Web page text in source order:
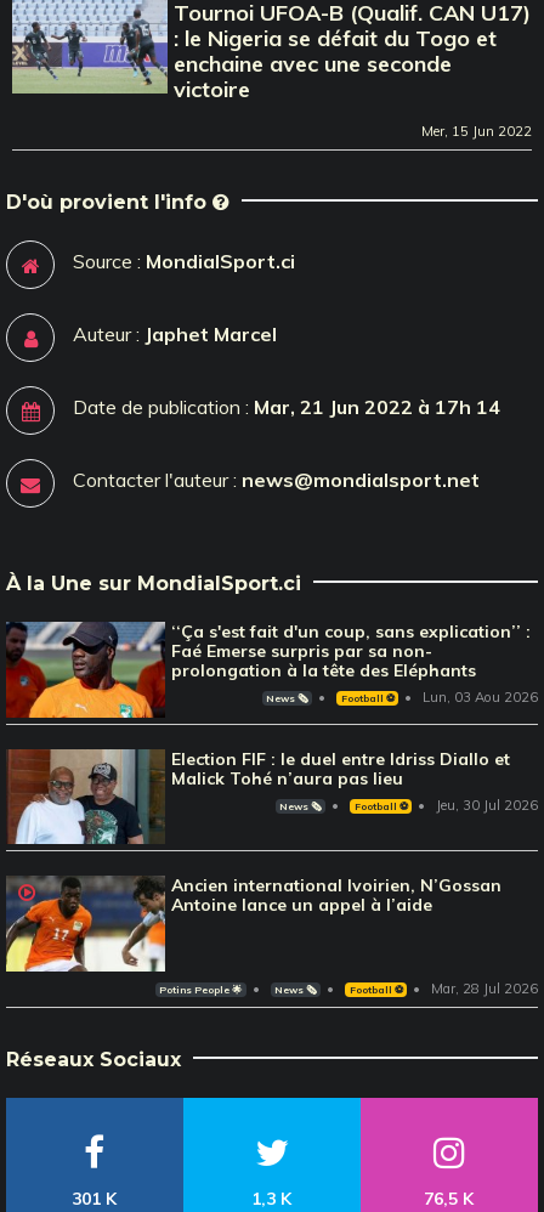
Tournoi UFOA-B (Qualif. CAN U17)
: le Nigeria se défait du Togo et
enchaine avec une seconde
victoire
Mer, 15 Jun 2022
D'où provient l'info
Source : MondialSport.ci
Auteur : Japhet Marcel
Date de publication : Mar, 21 Jun 2022 à 17h 14
Contacter l'auteur : news@mondialsport.net
À la Une sur MondialSport.ci
‘‘Ça s'est fait d'un coup, sans explication’’ :
Faé Emerse surpris par sa non-
prolongation à la tête des Eléphants
News 🗞️ Football ⚽️ Lun, 03 Aou 2026
Election FIF : le duel entre Idriss Diallo et
Malick Tohé n’aura pas lieu
News 🗞️ Football ⚽️ Jeu, 30 Jul 2026
Ancien international Ivoirien, N’Gossan
Antoine lance un appel à l’aide
Potins People 🌟 News 🗞️ Football ⚽️ Mar, 28 Jul 2026
Réseaux Sociaux
301 K
1,3 K
76,5 K